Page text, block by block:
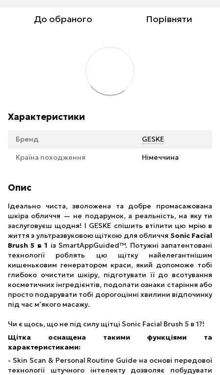
До обраного Порівняти
Характеристики
Бренд GESKE
Країна походження Німеччина
Опис
Ідеально чиста, зволожена та добре промасажована
шкіра обличчя — не подарунок, а реальність, на яку ти
заслуговуєш щодня! І GESKE спішить втілити цю мрію в
життя з ультразвуковою щіткою для обличчя Sonic Facial
Brush 5 в 1 із SmartAppGuided™. Потужні запатентовані
технології роблять цю щітку найелегантнішим
кишеньковим генератором краси, який допоможе тобі
глибоко очистити шкіру, підготувати її до всотування
косметичних інгредієнтів, подолати ознаки старіння або
просто подарувати тобі дорогоцінні хвилини відпочинку
під час м’якого масажу.
Чи є щось, що не під силу щітці Sonic Facial Brush 5 в 1?!
Щітка оснащена такими функціями та
характеристиками:
- Skin Scan & Personal Routine Guide на основі передової
технології штучного інтелекту дозволяє побудувати